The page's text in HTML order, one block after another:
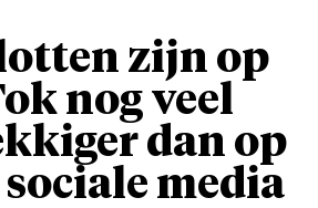
zijn op
nog veel
dan op
media